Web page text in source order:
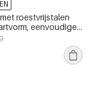
roestvrijstalen
eenvoudige
voor dames.